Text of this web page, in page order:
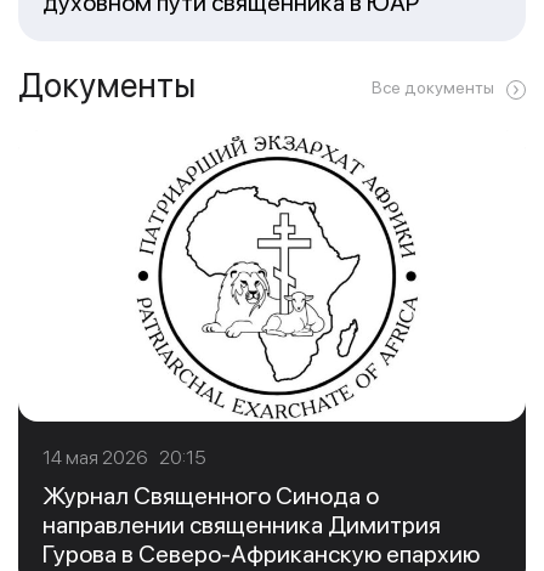
Документы Все документы
14 мая 2026 20:15
Журнал Священного Синода о
направлении священника Димитрия
Гурова в Северо-Африканскую епархию